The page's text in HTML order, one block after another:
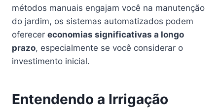
métodos manuais engajam você na manutenção
do jardim, os sistemas automatizados podem
oferecer economias significativas a longo
prazo, especialmente se você considerar o
investimento inicial.
Entendendo a Irrigação